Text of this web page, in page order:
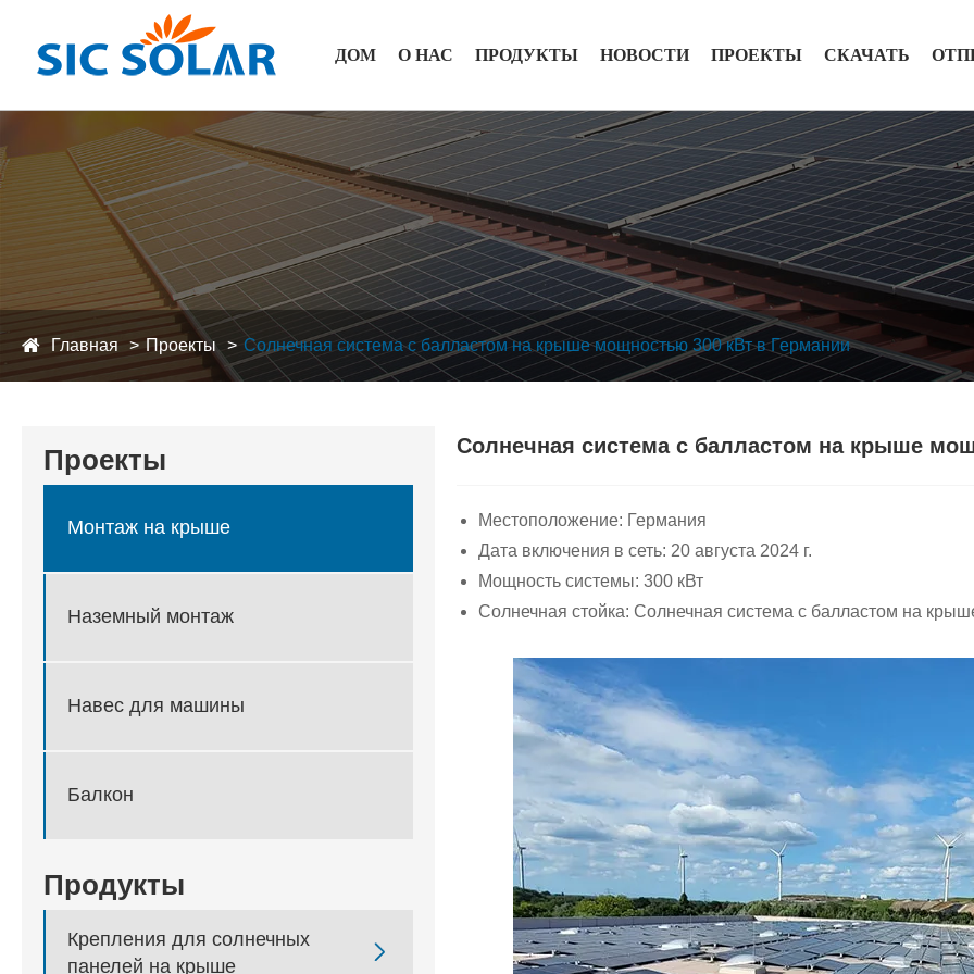
ДОМ О НАС ПРОДУКТЫ НОВОСТИ ПРОЕКТЫ СКАЧАТЬ
Главная Проекты Солнечная система с балластом на крыше мощностью 300 кВт в Германии
Проекты
Монтаж на крыше
Наземный монтаж
Навес для машины
Балкон
Продукты
Крепления для солнечных
панелей на крыше

Солнечная система с балластом на крыше
Местоположение: Германия
Дата включения в сеть: 20 августа 2024 г.
Мощность системы: 300 кВт
Солнечная стойка: Солнечная система с балластом на